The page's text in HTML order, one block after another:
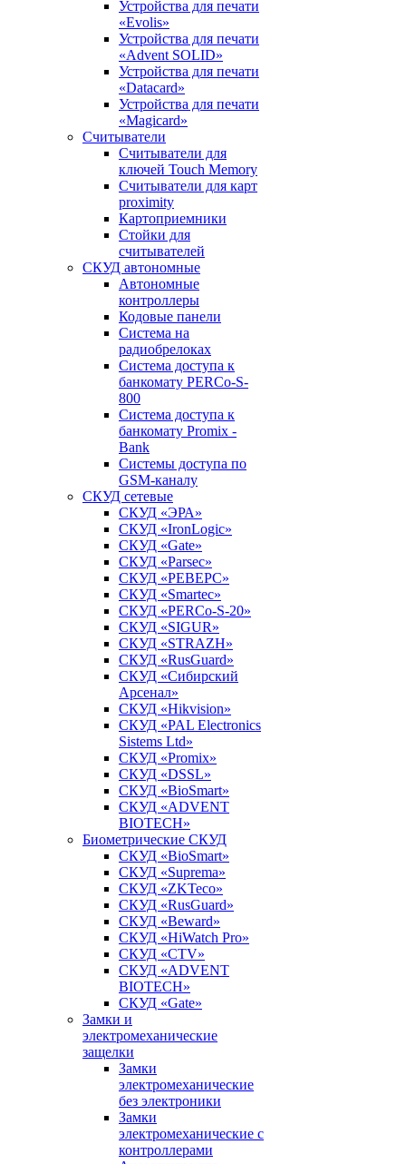
Устройства для печати
«Evolis»
Устройства для печати
«Advent SOLID»
Устройства для печати
«Datacard»
Устройства для печати
«Magicard»
Считыватели
Считыватели для
ключей Touch Memory
Считыватели для карт
proximity
Картоприемники
Стойки для
считывателей
СКУД автономные
Автономные
контроллеры
Кодовые панели
Система на
радиобрелоках
Система доступа к
банкомату PERCo-S-
800
Система доступа к
банкомату Promix -
Bank
Системы доступа по
GSM-каналу
СКУД сетевые
СКУД «ЭРА»
СКУД «IronLogic»
СКУД «Gate»
СКУД «Parsec»
СКУД «РЕВЕРС»
СКУД «Smartec»
СКУД «PERCo-S-20»
СКУД «SIGUR»
СКУД «STRAZH»
СКУД «RusGuard»
СКУД «Сибирский
Арсенал»
СКУД «Hikvision»
СКУД «PAL Electronics
Sistems Ltd»
СКУД «Promix»
СКУД «DSSL»
СКУД «BioSmart»
СКУД «ADVENT
BIOTECH»
Биометрические СКУД
СКУД «BioSmart»
СКУД «Suprema»
СКУД «ZKTeco»
СКУД «RusGuard»
СКУД «Beward»
СКУД «HiWatch Pro»
СКУД «CTV»
СКУД «ADVENT
BIOTECH»
СКУД «Gate»
Замки и
электромеханические
защелки
Замки
электромеханические
без электроники
Замки
электромеханические с
контроллерами